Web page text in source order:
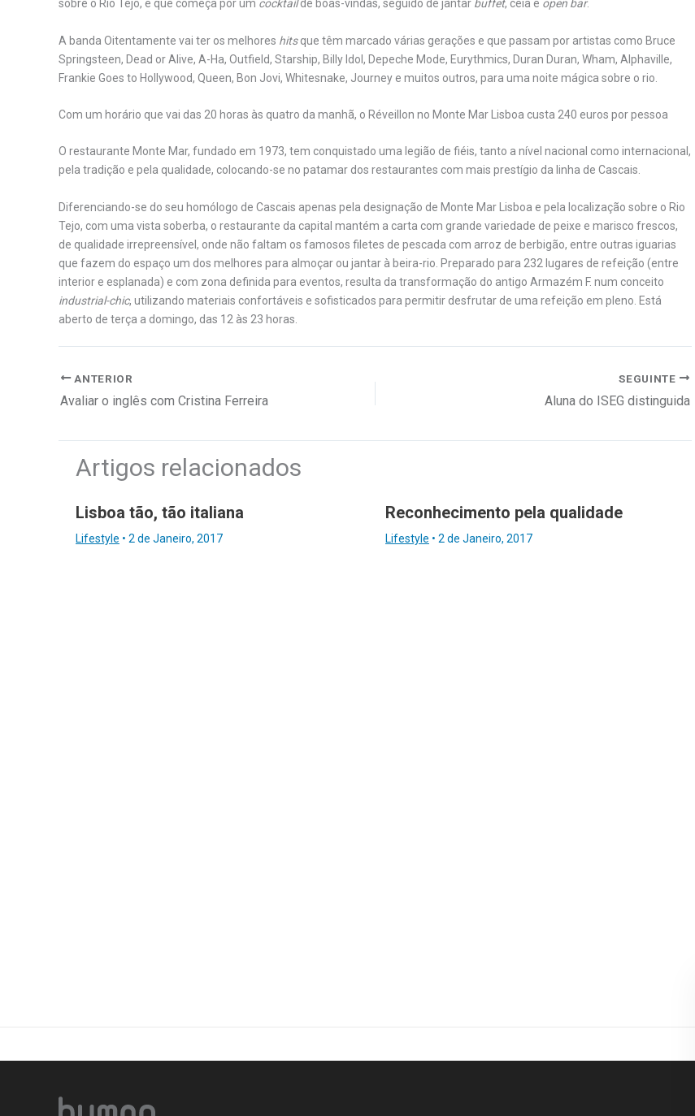
sobre o Rio Tejo, e que começa por um cocktailde boas-vindas, seguido de jantar buffet, ceia e open bar.
A banda Oitentamente vai ter os melhores hitsque têm marcado várias gerações e que passam por artistas como Bruce
Springsteen, Dead or Alive, A-Ha, Outfield, Starship, Billy Idol, Depeche Mode, Eurythmics, Duran Duran, Wham, Alphaville,
Frankie Goes to Hollywood, Queen, Bon Jovi, Whitesnake, Journey e muitos outros, para uma noite mágica sobre o rio.
Com um horário que vai das 20 horas às quatro da manhã, o Réveillon no Monte Mar Lisboa custa 240 euros por pessoa
O restaurante Monte Mar, fundado em 1973, tem conquistado uma legião de fiéis, tanto a nível nacional como internacional,
pela tradição e pela qualidade, colocando-se no patamar dos restaurantes com mais prestígio da linha de Cascais.
Diferenciando-se do seu homólogo de Cascais apenas pela designação de Monte Mar Lisboa e pela localização sobre o Rio
Tejo, com uma vista soberba, o restaurante da capital mantém a carta com grande variedade de peixe e marisco frescos,
de qualidade irrepreensível, onde não faltam os famosos filetes de pescada com arroz de berbigão, entre outras iguarias
que fazem do espaço um dos melhores para almoçar ou jantar à beira-rio. Preparado para 232 lugares de refeição (entre
interior e esplanada) e com zona definida para eventos, resulta da transformação do antigo Armazém F. num conceito
industrial-chic, utilizando materiais confortáveis e sofisticados para permitir desfrutar de uma refeição em pleno. Está
aberto de terça a domingo, das 12 às 23 horas.
ANTERIOR
Avaliar o inglês com Cristina Ferreira
SEGUINTE
Aluna do ISEG distinguida
Artigos relacionados
Lisboa tão, tão italiana
Lifestyle • 2 de Janeiro, 2017
Reconhecimento pela qualidade
Lifestyle • 2 de Janeiro, 2017